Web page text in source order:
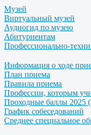
Музей
Виртуальный музей
Аудиогид по музею
Абитуриентам
Профессионально-
Информация о ходе
План приема
Правила приема
Профессии, которым
Проходные баллы
График собеседований
Среднее специальное